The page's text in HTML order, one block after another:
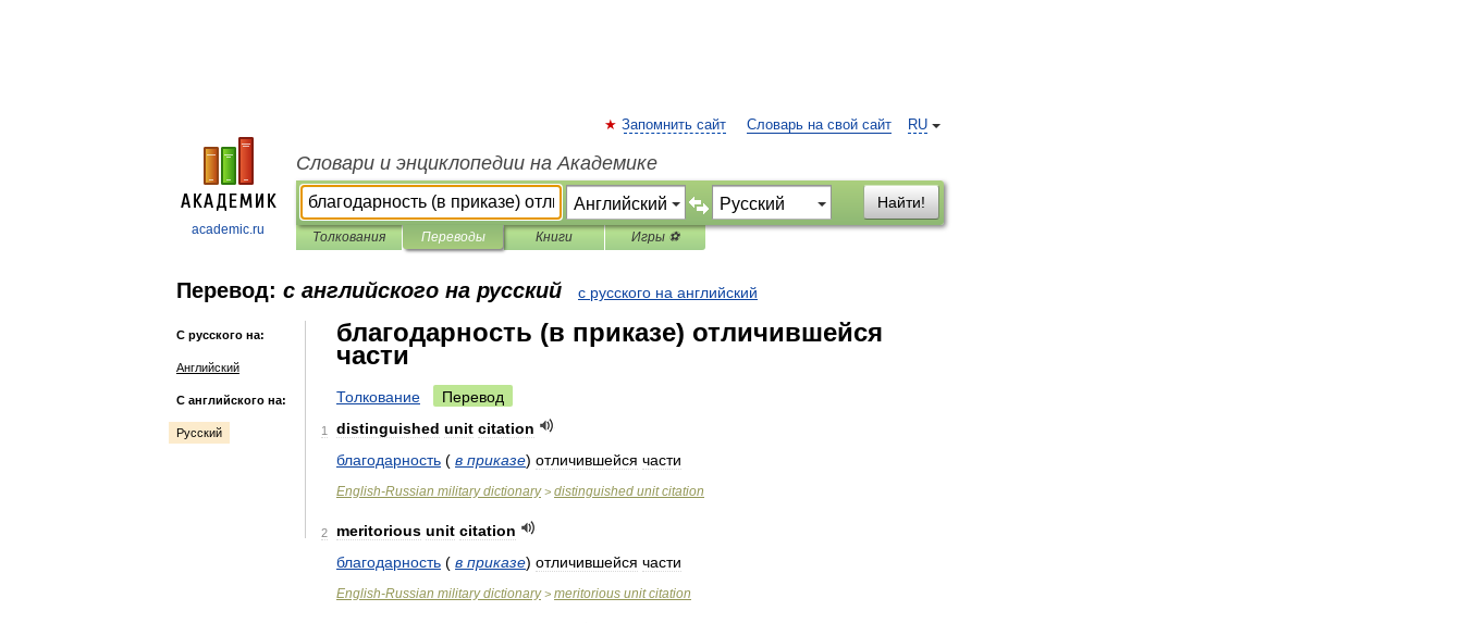
academic.ru
RU
Запомнить сайт Словарь на свой сайт
Словари и энциклопедии на Академике
Найти!
Толкования Переводы Книги Игры ⚽
Перевод: с английского на русский с русского на английский
С русского на:
Английский
С английского на:
Русский
благодарность (в приказе) отличившейся
части
Толкование Перевод
1 distinguished unit citation
благодарность ( в приказе) отличившейся части
English-Russian military dictionary> distinguished unit citation
2 meritorious unit citation
благодарность ( в приказе) отличившейся части
English-Russian military dictionary> meritorious unit citation